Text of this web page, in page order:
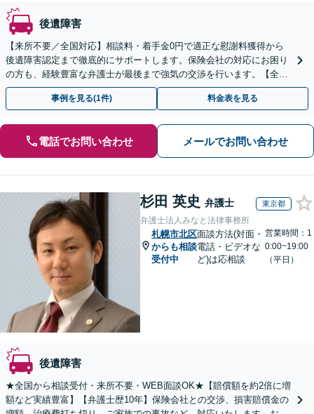
後遺障害
【来所不要／全国対応】相談料・着手金0円で適正な慰謝料獲得から
後遺障害認定まで徹底的にサポートします。保険会社の対応にお困り
の方も、経験豊富な弁護士が最後まで強気の交渉を行います。【全国
13拠点】お気軽にご相談ください。
事例を見る(1件) 料金表を見る
電話でお問い合わせ メールでお問い合わせ
杉田 英史 弁護士 東京都
弁護士法人みなと法律事務所
札幌市北区
からも相談
受付中
面談方法(対面・
電話・ビデオな
ど)は応相談
営業時間：1
0:00~19:00
（平日）
後遺障害
★全国から相談受付・来所不要・WEB面談OK★【賠償額を約2倍に増
額など実績豊富】【弁護士歴10年】保険会社との交渉、損害賠償金の